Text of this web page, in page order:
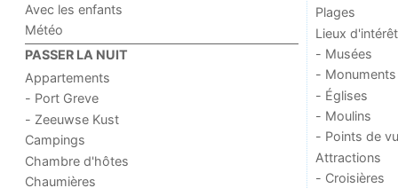
Avec les enfants
Météo
PASSER LA NUIT
Appartements
- Port Greve
- Zeeuwse Kust
Campings
Chambre d'hôtes
Chaumières
Plages
Lieux d'intérêt
- Musées
- Monuments
- Églises
- Moulins
- Points de
Attractions
- Croisières